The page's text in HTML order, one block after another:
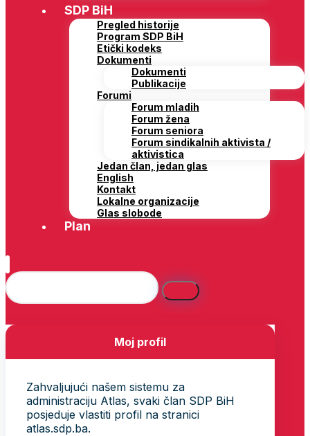
SDP BiH
Pregled historije
Program SDP BiH
Etički kodeks
Dokumenti
Dokumenti
Publikacije
Forumi
Forum mladih
Forum žena
Forum seniora
Forum sindikalnih aktivista /
aktivistica
Jedan član, jedan glas
English
Kontakt
Lokalne organizacije
Glas slobode
Plan
Moj profil
Zahvaljujući našem sistemu za
administraciju Atlas, svaki član SDP BiH
posjeduje vlastiti profil na stranici
atlas.sdp.ba.